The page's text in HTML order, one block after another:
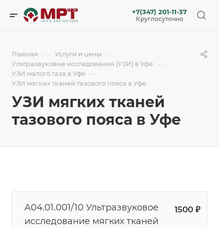
+7(347) 201-11-37
Круглосуточно
Главная — Услуги и цены —
Ультразвуковые исследования (УЗИ) в Уфе —
УЗИ малого таза в Уфе —
УЗИ мягких тканей тазового пояса в Уфе
УЗИ мягких тканей
тазового пояса в Уфе
A04.01.001/10 Ультразвуковое
исследование мягких тканей
1500 ₽